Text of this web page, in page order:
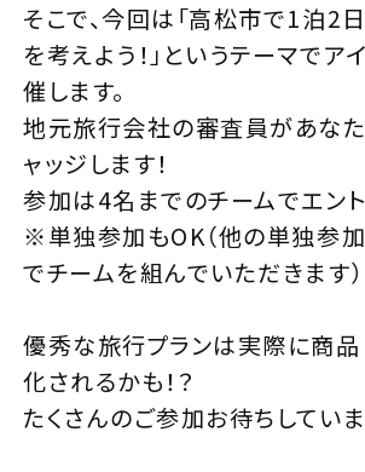
そこで、今回は「高松市で1泊2
を考えよう！」というテーマでア
催します。
地元旅行会社の審査員があな
ャッジします！
参加は4名までのチームでエント
※単独参加もOK（他の単独参
でチームを組んでいただきます）
優秀な旅行プランは実際に商品
化されるかも！？
たくさんのご参加お待ちしていま